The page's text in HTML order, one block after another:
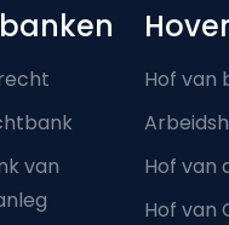
menu
van
Hof van
Hof van
Hof van